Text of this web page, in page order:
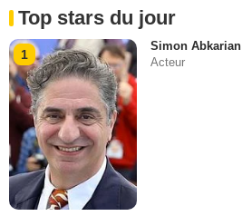
Top stars du jour
1
Simon Abkarian
Acteur